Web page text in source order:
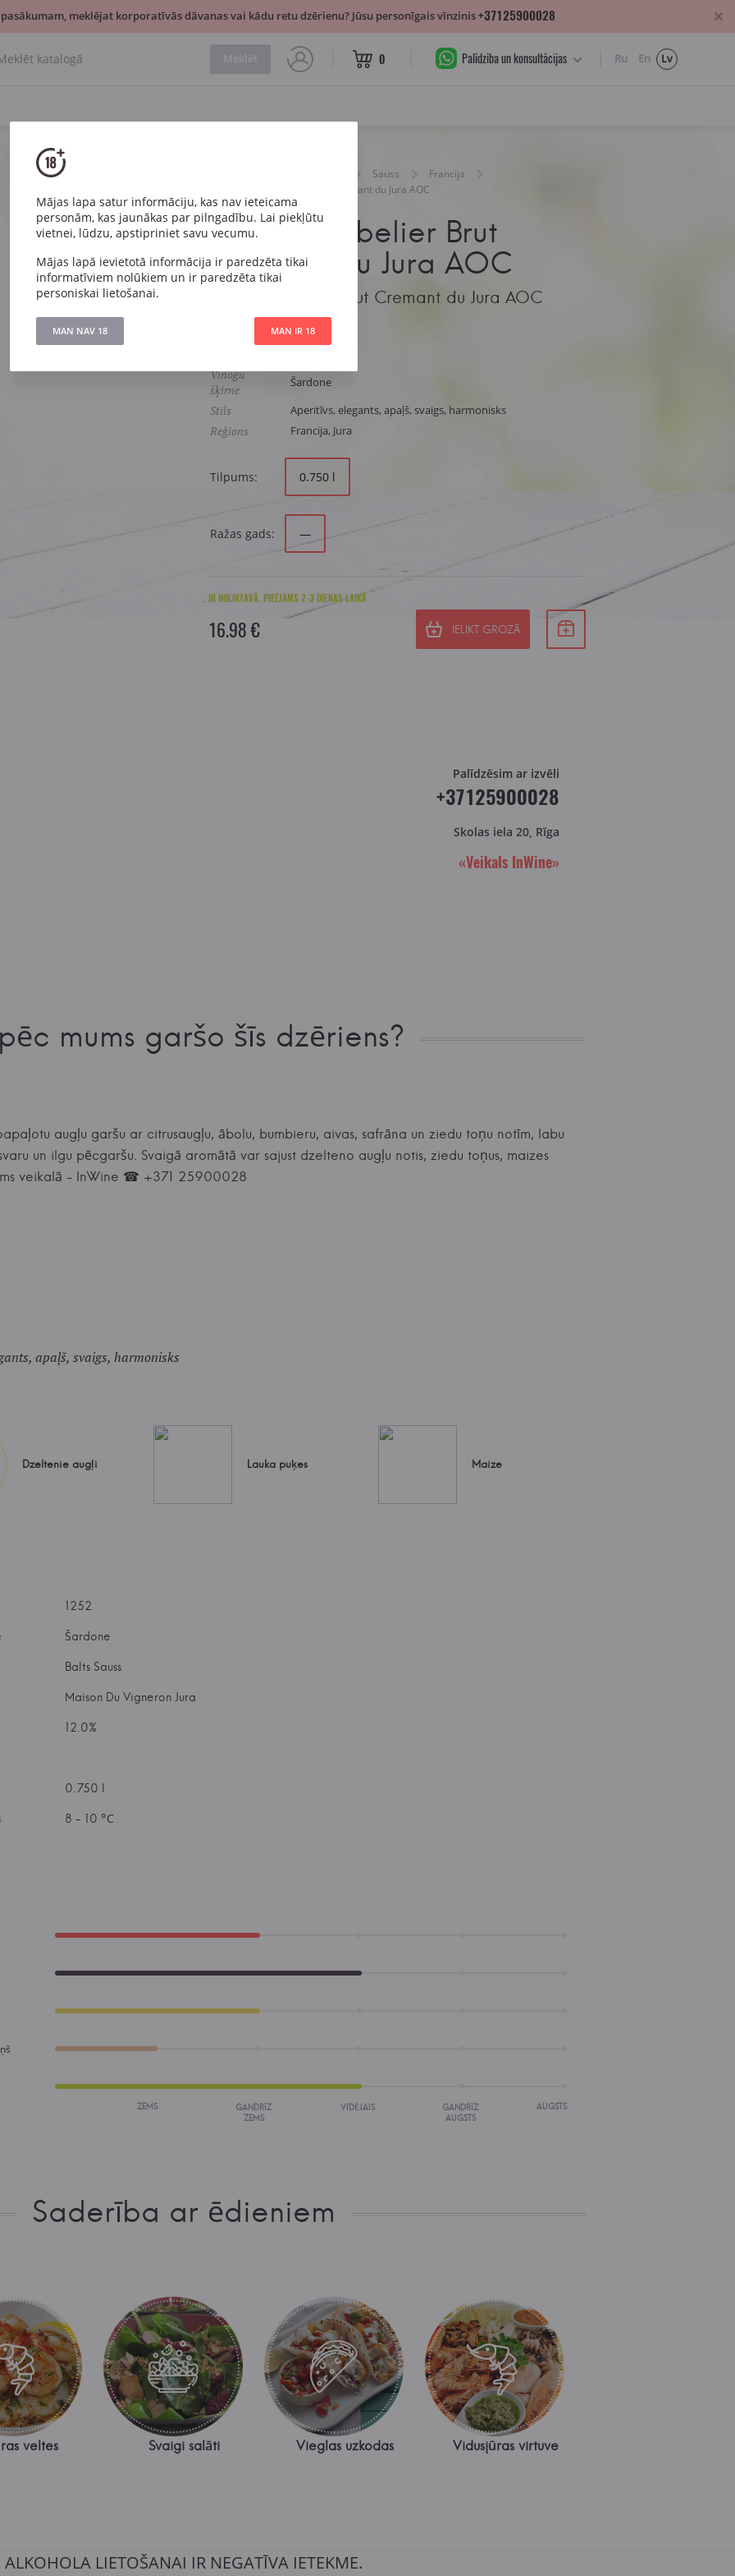
0 Palīdzība un konsultācijas Ru En Lv
Sauss
Francija
Marcel Cabelier Brut Cremant du Jura AOC
Marcel Cabelier Brut
Cremant du Jura AOC
Marcel Cabelier Brut Cremant du Jura AOC
1252
Vīnogu
šķirne
Šardone
Stils Aperitīvs, elegants, apaļš, svaigs, harmonisks
Reģions Francija, Jura
Tilpums: 0.750 l
Ražas gads: —
IR NOLIKTAVĀ. PIEEJAMS 2-3 DIENAS LAIKĀ
16.98 € IELIKT GROZĀ
Palīdzēsim ar izvēli
+37125900028
Skolas iela 20, Rīga
«Veikals InWine»
mums garšo šīs dzēriens?
augļu garšu ar citrusaugļu, ābolu, bumbieru, aivas, safrāna un ziedu toņu notīm, labu
un ilgu pēcgaršu. Svaigā aromātā var sajust dzelteno augļu notis, ziedu toņus, maizes
veikalā - InWine ☎ +371 25900028
apaļš, svaigs, harmonisks
Dzeltenie augļi Lauka puķes Maize
1252
Šardone
Balts Sauss
Maison Du Vigneron Jura
12.0%
0.750 l
8 - 10 °С
ZEMS
GANDRĪZ
ZEMS
VIDĒJAIS
GANDRĪZ
AUGSTS
AUGSTS
Saderība ar ēdieniem
veltes Svaigi salāti Vieglas uzkodas Vidusjūras virtuve
Mājas lapa satur informāciju, kas nav ieteicama
personām, kas jaunākas par pilngadību. Lai piekļūtu
vietnei, lūdzu, apstipriniet savu vecumu.
Mājas lapā ievietotā informācija ir paredzēta tikai
informatīviem nolūkiem un ir paredzēta tikai
personiskai lietošanai.
MAN NAV 18 MAN IR 18
ALKOHOLA LIETOŠANAI IR NEGATĪVA IETEKME.
meklējat korporatīvās dāvanas vai kādu retu dzērienu? Jūsu personīgais vīnzinis+37125900028